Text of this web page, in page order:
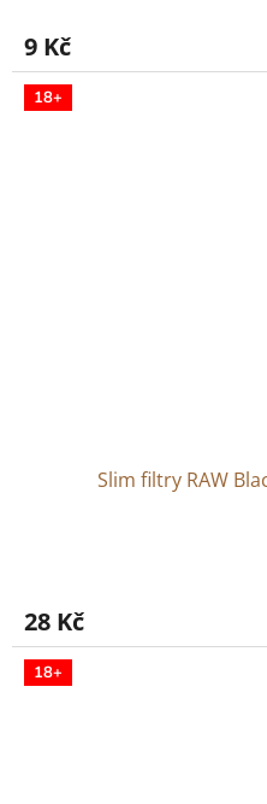
9 Kč
18+
Slim filtry RAW
28 Kč
18+